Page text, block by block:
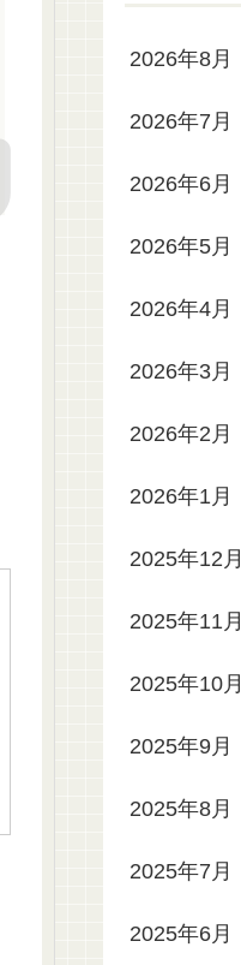
2026年8月
2026年7月
2026年6月
2026年5月
2026年4月
2026年3月
2026年2月
2026年1月
2025年12月
2025年11月
2025年10月
2025年9月
2025年8月
2025年7月
2025年6月